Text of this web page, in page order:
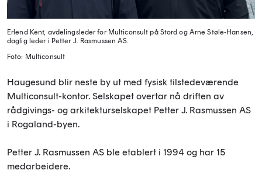
Erlend Kent, avdelingsleder for Multiconsult på Stord og Arne Støle-Hansen,
daglig leder i Petter J. Rasmussen AS.
Foto: Multiconsult
Haugesund blir neste by ut med fysisk tilstedeværende
Multiconsult-kontor. Selskapet overtar nå driften av
rådgivings- og arkitekturselskapet Petter J. Rasmussen AS
i Rogaland-byen.
Petter J. Rasmussen AS ble etablert i 1994 og har 15
medarbeidere.